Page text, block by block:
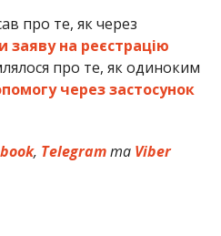
про те, як через
заяву на реєстрацію
про те, як одиноким
через застосунок
, Telegramта Viber